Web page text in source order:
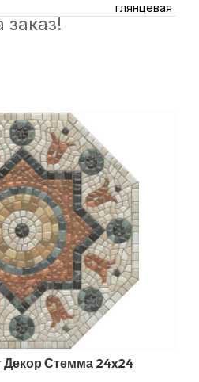
глянцевая
заказ!
Декор Стемма 24x24